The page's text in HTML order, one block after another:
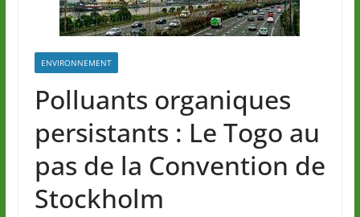
ENVIRONNEMENT
Polluants organiques
persistants : Le Togo au
pas de la Convention de
Stockholm